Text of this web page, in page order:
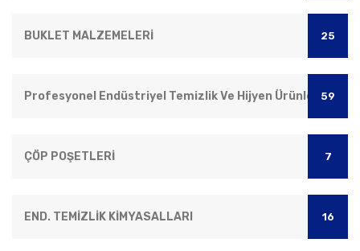
BUKLET MALZEMELERİ 25
Profesyonel Endüstriyel Temizlik Ve Hijyen Ürünleri59
ÇÖP POŞETLERİ 7
END. TEMİZLİK KİMYASALLARI 16